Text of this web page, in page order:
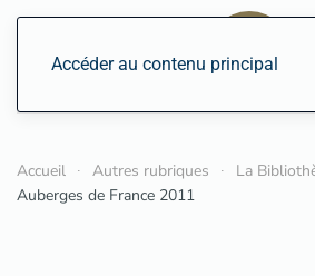
Accéder au contenu principal
Accueil Autres rubriques La
Auberges de France 2011